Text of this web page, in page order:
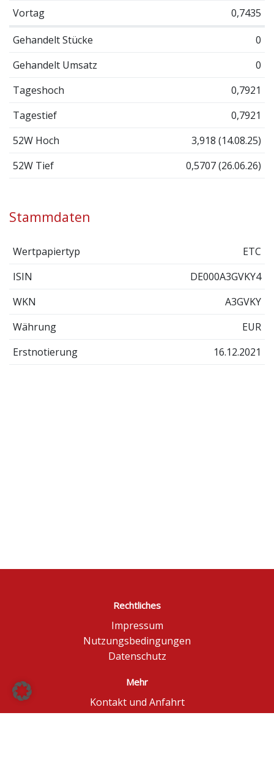
Vortag
0,7435
Gehandelt Stücke
0
Gehandelt Umsatz
0
Tageshoch
0,7921
Tagestief
0,7921
52W Hoch
3,918 (14.08.25)
52W Tief
0,5707 (26.06.26)
Stammdaten
Wertpapiertyp
ETC
ISIN
DE000A3GVKY4
WKN
A3GVKY
Währung
EUR
Erstnotierung
16.12.2021
Rechtliches
Impressum
Nutzungsbedingungen
Datenschutz
Mehr
Kontakt und Anfahrt
Börse Düsseldorf